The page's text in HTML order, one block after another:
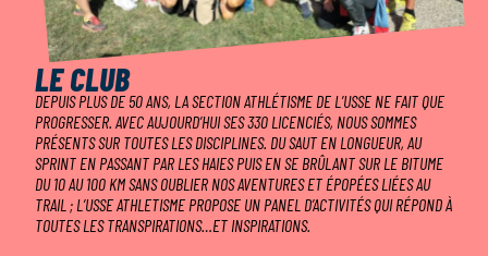
LE CLUB
DEPUIS PLUS DE 50 ANS, LA SECTION ATHLÉTISME DE L’USSE NE FAIT QUE
PROGRESSER. AVEC AUJOURD’HUI SES 330 LICENCIÉS, NOUS SOMMES
PRÉSENTS SUR TOUTES LES DISCIPLINES. DU SAUT EN LONGUEUR, AU
SPRINT EN PASSANT PAR LES HAIES PUIS EN SE BRÛLANT SUR LE BITUME
DU 10 AU 100 KM SANS OUBLIER NOS AVENTURES ET ÉPOPÉES LIÉES AU
TRAIL ; L’USSE ATHLETISME PROPOSE UN PANEL D’ACTIVITÉS QUI RÉPOND À
TOUTES LES TRANSPIRATIONS…ET INSPIRATIONS.